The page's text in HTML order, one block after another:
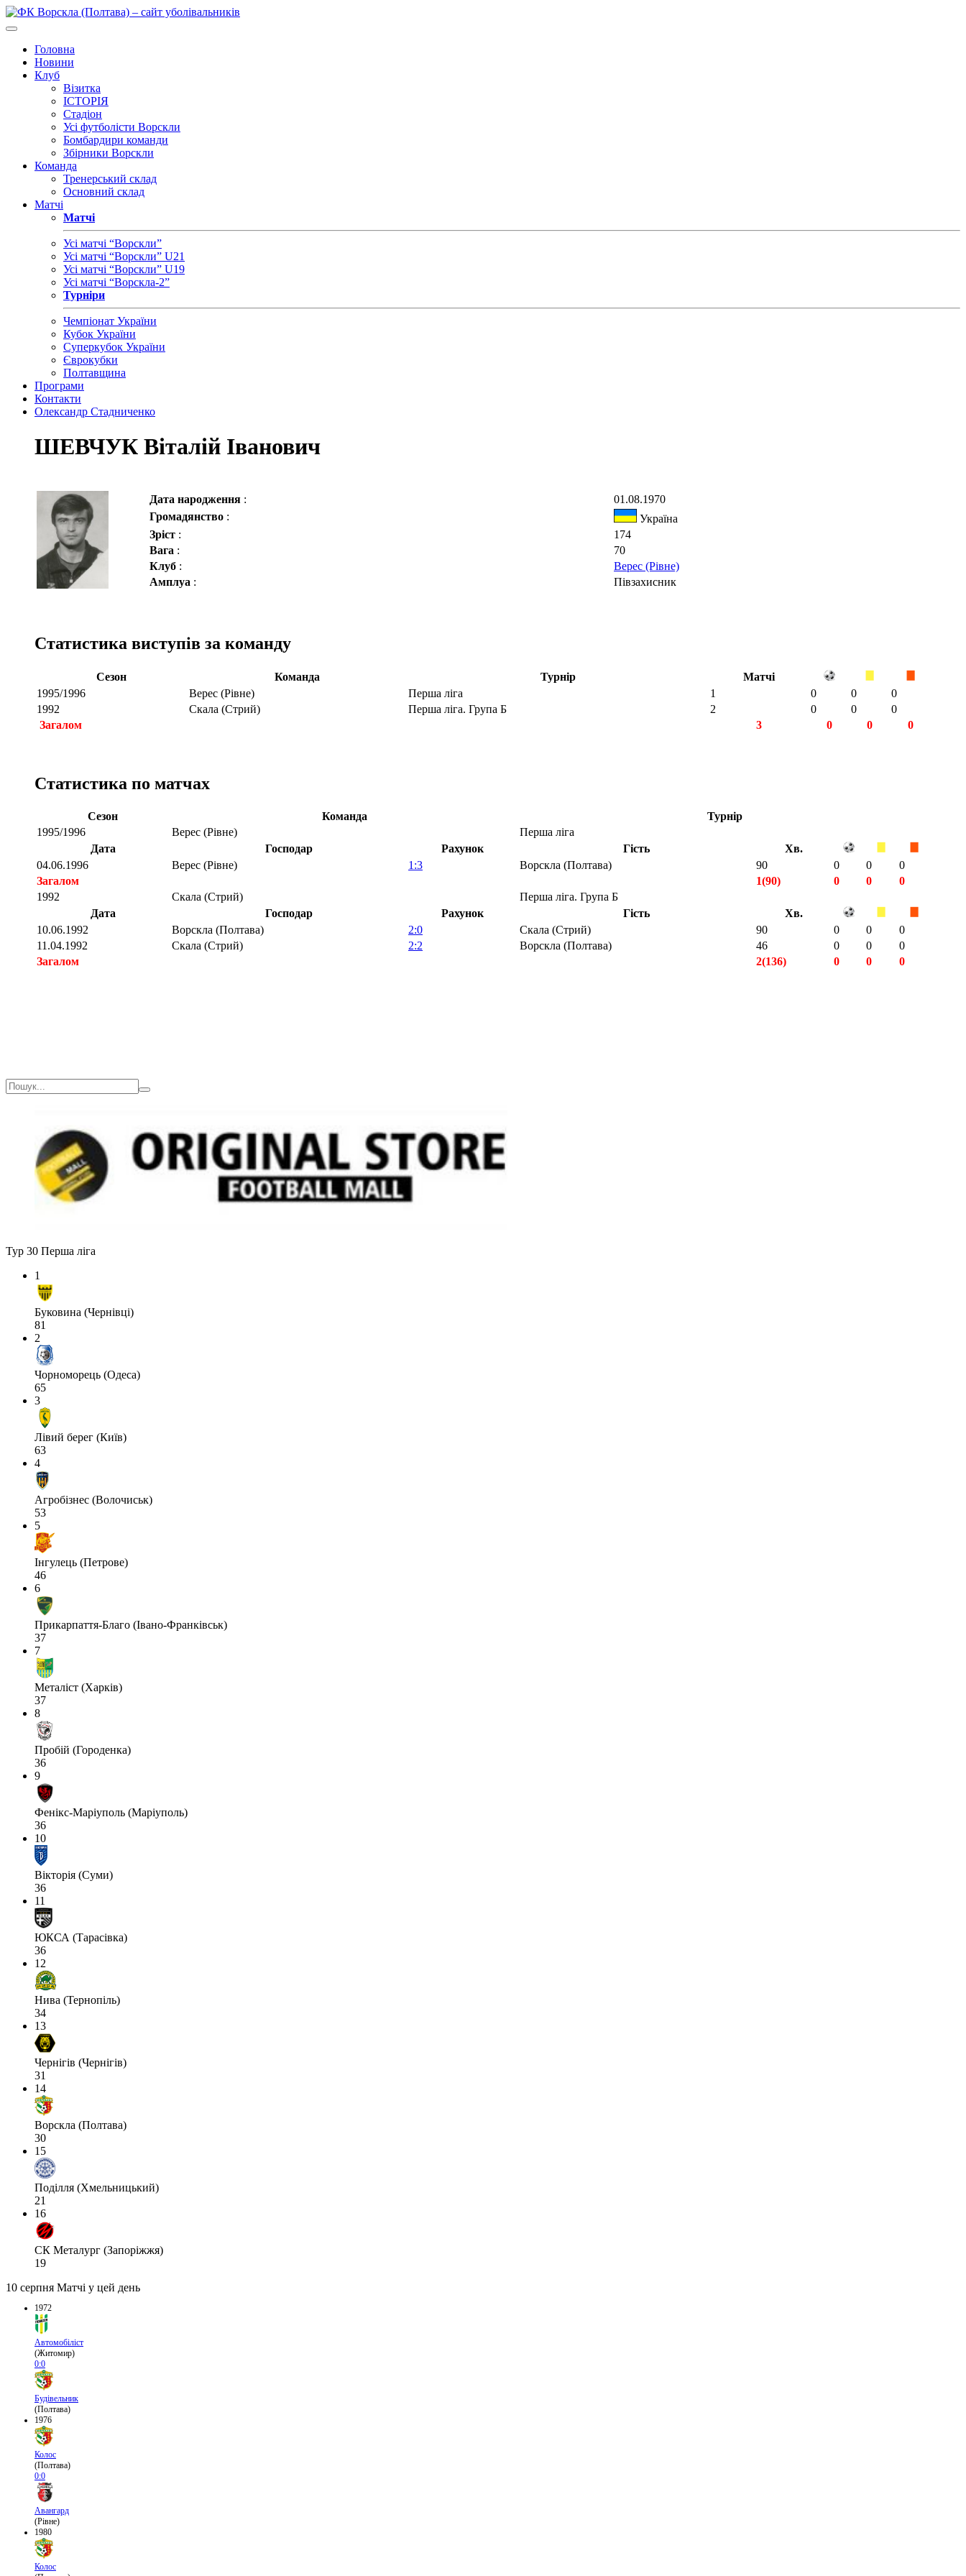
Головна
Новини
Клуб
Візитка
ІСТОРІЯ
Стадіон
Усі футболісти Ворскли
Бомбардири команди
Збірники Ворскли
Команда
Тренерський склад
Основний склад
Матчі
Матчі
Усі матчі “Ворскли”
Усі матчі “Ворскли” U21
Усі матчі “Ворскли” U19
Усі матчі “Ворскла-2”
Турніри
Чемпіонат України
Кубок України
Суперкубок України
Єврокубки
Полтавщина
Програми
Контакти
Олександр Стадниченко
ШЕВЧУК Віталій Іванович
Дата народження :
01.08.1970
Громадянство :
Україна
Зріст :
174
Вага :
70
Клуб :
Верес (Рівне)
Амплуа : Півзахисник
Статистика виступів за команду
Сезон Команда Турнір
Матчі
1995/1996
Верес (Рівне) Перша ліга 1 0 0
0
1992
Скала (Стрий) Перша ліга. Група Б 2 0 0
0
Загалом
3 0 0 0
Статистика по матчах
Сезон Команда
Турнір
1995/1996
Верес (Рівне)
Перша ліга
Дата
Господар Рахунок Гість
Хв.
04.06.1996
Верес (Рівне) 1:3 Ворскла (Полтава) 90 0 0
0
Загалом
1(90) 0 0
0
1992
Скала (Стрий)
Перша ліга. Група Б
Дата
Господар Рахунок Гість
Хв.
10.06.1992
Ворскла (Полтава) 2:0 Скала (Стрий) 90 0 0
0
11.04.1992
Скала (Стрий) 2:2 Ворскла (Полтава) 46 0 0
0
Загалом
2(136) 0 0
0
Тур 30 Перша ліга
1
Буковина (Чернівці)
81
2
Чорноморець (Одеса)
65
3
Лівий берег (Київ)
63
4
Агробізнес (Волочиськ)
53
5
Інгулець (Петрове)
46
6
Прикарпаття-Благо (Івано-Франківськ)
37
7
Металіст (Харків)
37
8
Пробій (Городенка)
36
9
Фенікс-Маріуполь (Маріуполь)
36
10
Вікторія (Суми)
36
11
ЮКСА (Тарасівка)
36
12
Нива (Тернопіль)
34
13
Чернігів (Чернігів)
31
14
Ворскла (Полтава)
30
15
Поділля (Хмельницький)
21
16
СК Металург (Запоріжжя)
19
10 серпня Матчі у цей день
1972
Автомобіліст
(Житомир)
0:0
Будівельник
(Полтава)
1976
Колос
(Полтава)
0:0
Авангард
(Рівне)
1980
Колос